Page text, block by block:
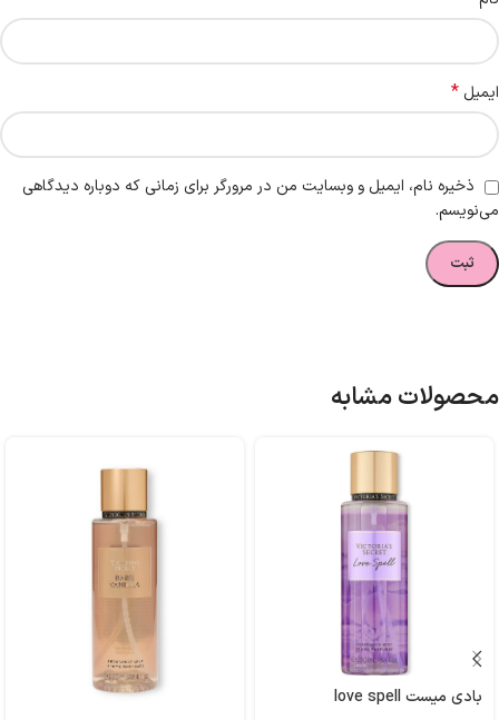
ایمیل *
ذخیره نام، ایمیل و وبسایت من در مرورگر برای زمانی که دوباره دیدگاهی
می‌نویسم.
محصولات مشابه
بادی میست love spell